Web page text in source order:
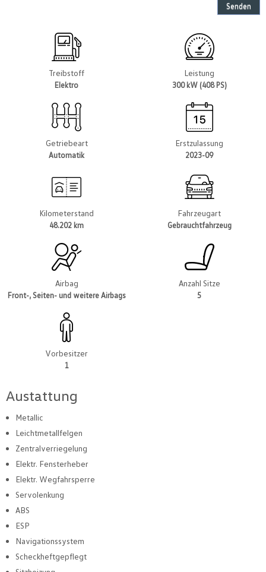
Senden
Treibstoff
Elektro
Leistung
300 kW (408 PS)
Getriebeart
Automatik
Erstzulassung
2023-09
Kilometerstand
48.202 km
Fahrzeugart
Gebrauchtfahrzeug
Airbag
Front-, Seiten- und weitere Airbags
Anzahl Sitze
5
Vorbesitzer
1
Austattung
Metallic
Leichtmetallfelgen
Zentralverriegelung
Elektr. Fensterheber
Elektr. Wegfahrsperre
Servolenkung
ABS
ESP
Navigationssystem
Scheckheftgepflegt